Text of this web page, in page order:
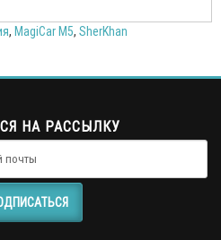
, MagiCar M5, SherKhan
НА РАССЫЛКУ